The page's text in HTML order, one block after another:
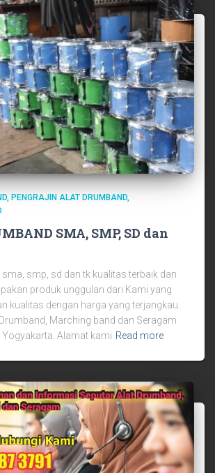
PENGRAJIN ALAT DRUMBAND
SMA, SMP, SD dan
smp, sd dan tk kualitas terbaik dan
produk unggulan dari Kami yang
kualitas dengan harga yang terjangkau.
Marching band dan Seragam
Alamat kami Read more